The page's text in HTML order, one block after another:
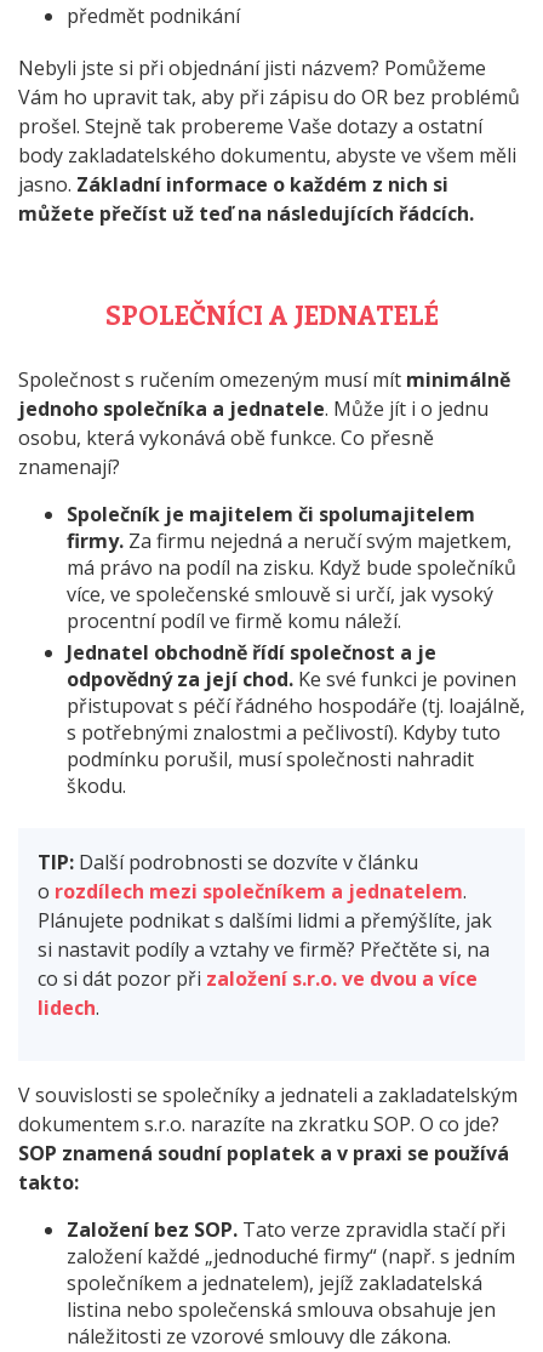
předmět podnikání
Nebyli jste si při objednání jisti názvem? Pomůžeme
Vám ho upravit tak, aby při zápisu do OR bez problémů
prošel. Stejně tak probereme Vaše dotazy a ostatní
body zakladatelského dokumentu, abyste ve všem měli
jasno. Základní informace o každém z nich si
můžete přečíst už teď na následujících řádcích.
SPOLEČNÍCI A JEDNATELÉ
Společnost s ručením omezeným musí mít minimálně
jednoho společníka a jednatele. Může jít i o jednu
osobu, která vykonává obě funkce. Co přesně
znamenají?
Společník je majitelem či spolumajitelem
firmy. Za firmu nejedná a neručí svým majetkem,
má právo na podíl na zisku. Když bude společníků
více, ve společenské smlouvě si určí, jak vysoký
procentní podíl ve firmě komu náleží.
Jednatel obchodně řídí společnost a je
odpovědný za její chod. Ke své funkci je povinen
přistupovat s péčí řádného hospodáře (tj. loajálně,
s potřebnými znalostmi a pečlivostí). Kdyby tuto
podmínku porušil, musí společnosti nahradit
škodu.
TIP: Další podrobnosti se dozvíte v článku
o rozdílech mezi společníkem a jednatelem.
Plánujete podnikat s dalšími lidmi a přemýšlíte, jak
si nastavit podíly a vztahy ve firmě? Přečtěte si, na
co si dát pozor při založení s.r.o. ve dvou a více
lidech.
V souvislosti se společníky a jednateli a zakladatelským
dokumentem s.r.o. narazíte na zkratku SOP. O co jde?
SOP znamená soudní poplatek a v praxi se používá
takto:
Založení bez SOP. Tato verze zpravidla stačí při
založení každé „jednoduché firmy“ (např. s jedním
společníkem a jednatelem), jejíž zakladatelská
listina nebo společenská smlouva obsahuje jen
náležitosti ze vzorové smlouvy dle zákona.